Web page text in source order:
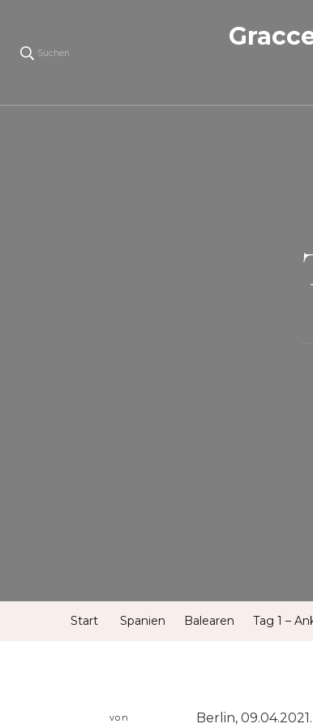
Suchen
Start Spanien Balearen Tag 1 –
von Berlin,